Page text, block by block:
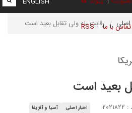
تماس با ما RSS اصلی رقابت بله ولی تقابل بعید است
بعید است
اخبار اصلی آسیا و آفریقا